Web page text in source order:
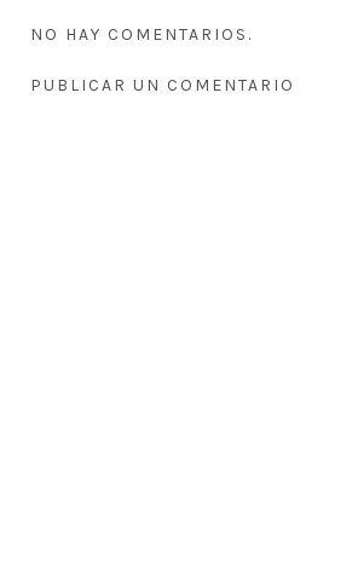
NO HAY COMENTARIOS.
PUBLICAR UN COMENTARIO